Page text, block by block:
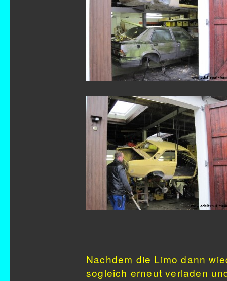
Nachdem die Limo dann
sogleich erneut verladen